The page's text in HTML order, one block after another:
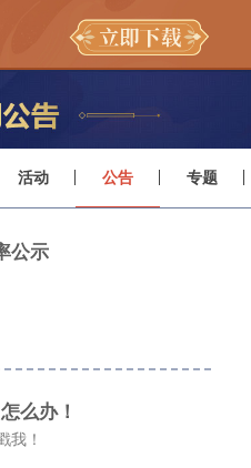
活动 公告 专题
公示
么办！
我！